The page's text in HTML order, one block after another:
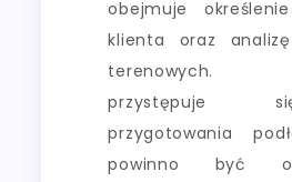
obejmuje
klienta oraz
terenowych.
przystępuje
przygotowania
powinno być